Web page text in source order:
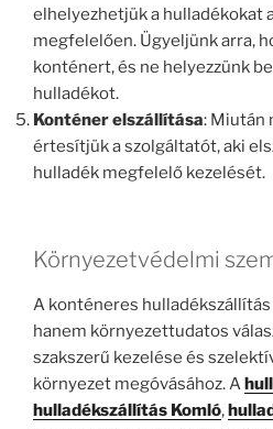
elhelyezhetjük a hulladékokat
megfelelően. Ügyeljünk arra,
konténert, és ne helyezzünk
hulladékot.
Konténer elszállítása: Miután
értesítjük a szolgáltatót, aki
hulladék megfelelő kezelését.
Környezetvédelmi
A konténeres
hanem környezettudatos
szakszerű kezelése és
környezet megóvásához. A
hulladékszállítás Komló,